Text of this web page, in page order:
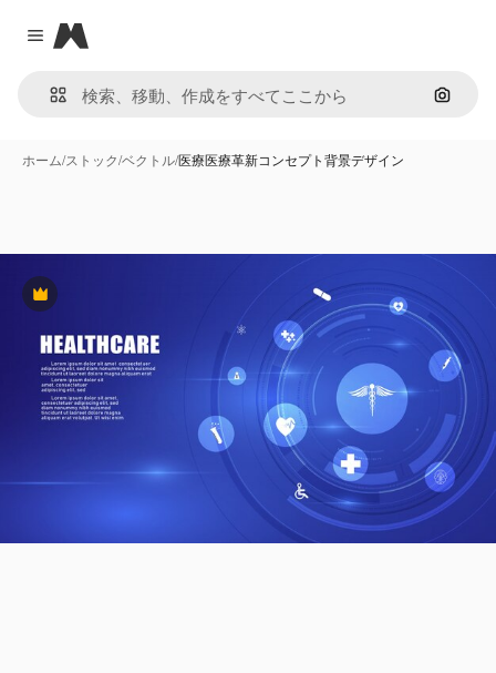
Close menu
Magnific
画像で
ホーム/ストック/ベクトル/医療医療革新コンセプト背景デザイン
Premium